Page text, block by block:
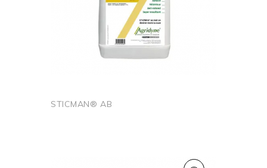
STICMAN® AB